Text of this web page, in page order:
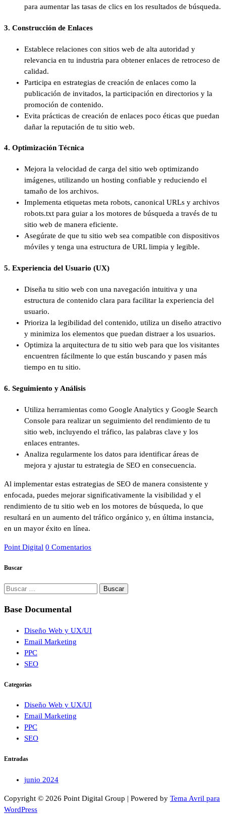
para aumentar las tasas de clics en los resultados de búsqueda.
3. Construcción de Enlaces
Establece relaciones con sitios web de alta autoridad y
relevancia en tu industria para obtener enlaces de retroceso de
calidad.
Participa en estrategias de creación de enlaces como la
publicación de invitados, la participación en directorios y la
promoción de contenido.
Evita prácticas de creación de enlaces poco éticas que puedan
dañar la reputación de tu sitio web.
4. Optimización Técnica
Mejora la velocidad de carga del sitio web optimizando
imágenes, utilizando un hosting confiable y reduciendo el
tamaño de los archivos.
Implementa etiquetas meta robots, canonical URLs y archivos
robots.txt para guiar a los motores de búsqueda a través de tu
sitio web de manera eficiente.
Asegúrate de que tu sitio web sea compatible con dispositivos
móviles y tenga una estructura de URL limpia y legible.
5. Experiencia del Usuario (UX)
Diseña tu sitio web con una navegación intuitiva y una
estructura de contenido clara para facilitar la experiencia del
usuario.
Prioriza la legibilidad del contenido, utiliza un diseño atractivo
y minimiza los elementos que puedan distraer a los usuarios.
Optimiza la arquitectura de tu sitio web para que los visitantes
encuentren fácilmente lo que están buscando y pasen más
tiempo en tu sitio.
6. Seguimiento y Análisis
Utiliza herramientas como Google Analytics y Google Search
Console para realizar un seguimiento del rendimiento de tu
sitio web, incluyendo el tráfico, las palabras clave y los
enlaces entrantes.
Analiza regularmente los datos para identificar áreas de
mejora y ajustar tu estrategia de SEO en consecuencia.
Al implementar estas estrategias de SEO de manera consistente y
enfocada, puedes mejorar significativamente la visibilidad y el
rendimiento de tu sitio web en los motores de búsqueda, lo que
resultará en un aumento del tráfico orgánico y, en última instancia,
en un mayor éxito en línea.
Point Digital 0 Comentarios
Buscar
Buscar:
Base Documental
Diseño Web y UX/UI
Email Marketing
PPC
SEO
Categorias
Diseño Web y UX/UI
Email Marketing
PPC
SEO
Entradas
junio 2024
Copyright © 2026 Point Digital Group | Powered by Tema Avril para
WordPress